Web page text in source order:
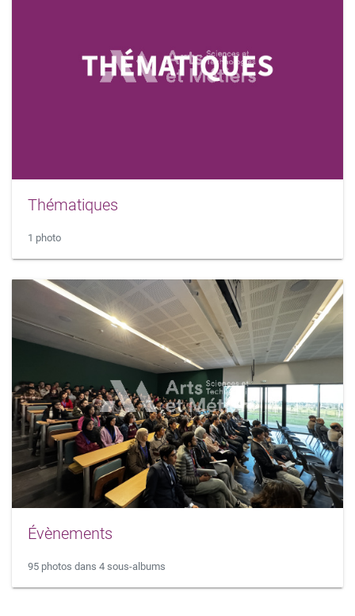
Thématiques
1 photo
Évènements
95 photos dans 4 sous-albums